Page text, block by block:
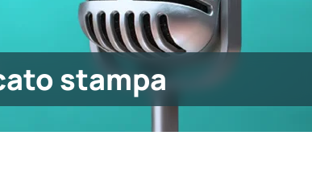
stampa